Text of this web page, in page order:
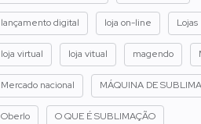
lançamento digital loja on-line Lojas
loja virtual loja vitual magendo
Mercado nacional MÁQUINA DE
Oberlo O QUE É SUBLIMAÇÃO